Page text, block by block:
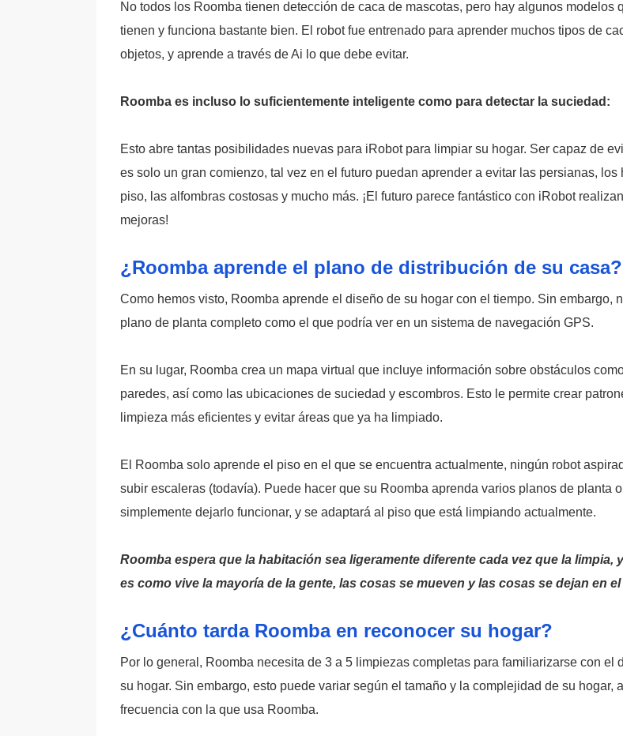
No todos los Roomba tienen detección de caca de mascotas, pero hay algunos modelos
tienen y funciona bastante bien. El robot fue entrenado para aprender muchos tipos de
objetos, y aprende a través de Ai lo que debe evitar.
Roomba es incluso lo suficientemente inteligente como para detectar la suciedad:
Esto abre tantas posibilidades nuevas para iRobot para limpiar su hogar. Ser capaz de
es solo un gran comienzo, tal vez en el futuro puedan aprender a evitar las persianas, los
piso, las alfombras costosas y mucho más. ¡El futuro parece fantástico con iRobot
mejoras!
¿Roomba aprende el plano de distribución de su casa?
Como hemos visto, Roomba aprende el diseño de su hogar con el tiempo. Sin embargo,
plano de planta completo como el que podría ver en un sistema de navegación GPS.
En su lugar, Roomba crea un mapa virtual que incluye información sobre obstáculos
paredes, así como las ubicaciones de suciedad y escombros. Esto le permite crear
limpieza más eficientes y evitar áreas que ya ha limpiado.
El Roomba solo aprende el piso en el que se encuentra actualmente, ningún robot
subir escaleras (todavía). Puede hacer que su Roomba aprenda varios planos de planta o
simplemente dejarlo funcionar, y se adaptará al piso que está limpiando actualmente.
Roomba espera que la habitación sea ligeramente diferente cada vez que la limpia,
es como vive la mayoría de la gente, las cosas se mueven y las cosas se dejan en
¿Cuánto tarda Roomba en reconocer su hogar?
Por lo general, Roomba necesita de 3 a 5 limpiezas completas para familiarizarse con el
su hogar. Sin embargo, esto puede variar según el tamaño y la complejidad de su hogar,
frecuencia con la que usa Roomba.